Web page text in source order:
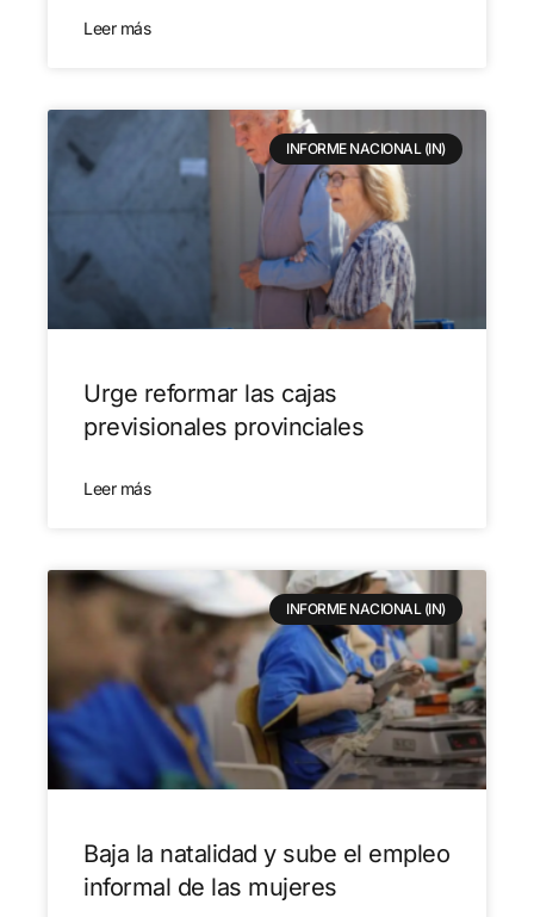
Leer más
INFORME NACIONAL (IN)
Urge reformar las cajas
previsionales provinciales
Leer más
INFORME NACIONAL (IN)
Baja la natalidad y sube el empleo
informal de las mujeres